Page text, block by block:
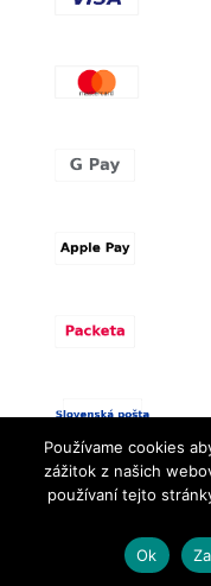
WoodYar©
Používame cookies
zážitok z našich
používaní tejto
Ok